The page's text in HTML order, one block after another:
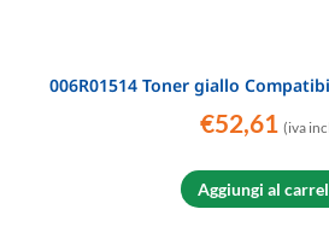
006R01514 Toner giallo
€52,61 (iva
Aggiungi al